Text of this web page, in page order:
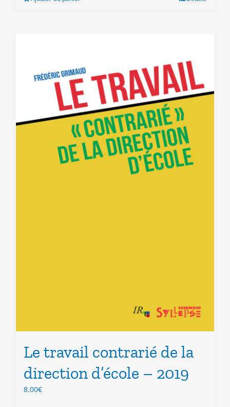
Le travail contrarié de la
direction d’école – 2019
8.00€